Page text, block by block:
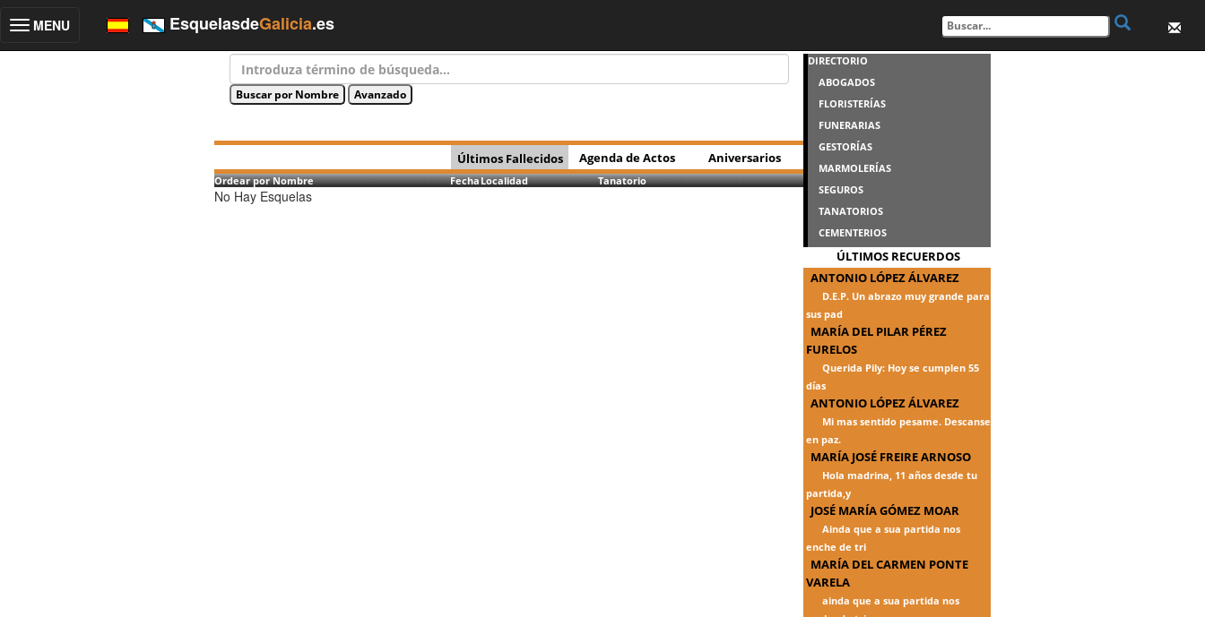
Toggle
MENU EsquelasdeGalicia.es
Últimos Fallecidos Agenda de Actos Aniversarios
Ordear por Nombre FechaLocalidad Tanatorio
No Hay Esquelas
DIRECTORIO
ABOGADOS
FLORISTERÍAS
FUNERARIAS
GESTORÍAS
MARMOLERÍAS
SEGUROS
TANATORIOS
CEMENTERIOS
ÚLTIMOS RECUERDOS
ANTONIO LÓPEZ ÁLVAREZ
D.E.P. Un abrazo muy grande para
sus pad
MARÍA DEL PILAR PÉREZ
FURELOS
Querida Pily: Hoy se cumplen 55
días
ANTONIO LÓPEZ ÁLVAREZ
Mi mas sentido pesame. Descanse
en paz.
MARÍA JOSÉ FREIRE ARNOSO
Hola madrina, 11 años desde tu
partida,y
JOSÉ MARÍA GÓMEZ MOAR
Ainda que a sua partida nos
enche de tri
MARÍA DEL CARMEN PONTE
VARELA
ainda que a sua partida nos